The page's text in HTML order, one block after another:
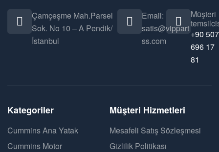
Çamçeşme Mah.Parsel
Sok. No 10 – A Pendik/
İstanbul
Email:
satis@vippart
ss.com
Müşteri
+90 507
696 17
81
Kategoriler
Cummins Ana Yatak
Cummins Motor
Müşteri Hizmetleri
Mesafeli Satış Sözleşmesi
Gizlilik Politikası